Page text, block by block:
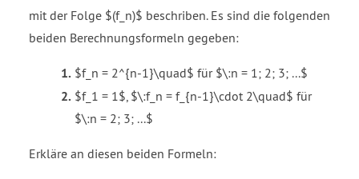
mit der Folge $(f_n)$ beschriben. Es sind die folgenden
beiden Berechnungsformeln gegeben:
$f_n = 2^{n-1}\quad$ für $\:n = 1; 2; 3; ...$
$f_1 = 1$, $\:f_n = f_{n-1}\cdot 2\quad$ für
$\:n = 2; 3; ...$
Erkläre an diesen beiden Formeln: